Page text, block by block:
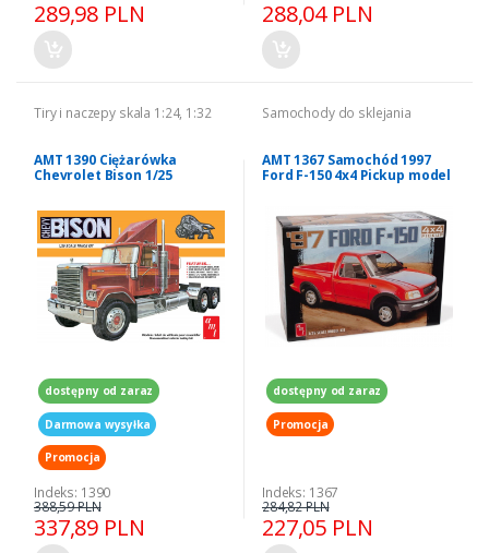
289,98 PLN 288,04 PLN
Tiry i naczepy skala 1:24, 1:32
AMT 1390 Ciężarówka
Chevrolet Bison 1/25
dostępny od zaraz
Darmowa wysyłka
Promocja
Indeks: 1390
337,89 PLN
388,59 PLN
Samochody do sklejania
AMT 1367 Samochód 1997
Ford F-150 4x4 Pickup model
dostępny od zaraz
Promocja
Indeks: 1367
227,05 PLN
284,82 PLN